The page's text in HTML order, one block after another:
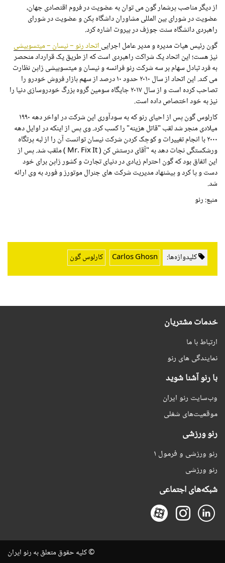
از دیگر مناصب پرشمار گون می توان به عضویت در فروم اقتصادی جهان،
عضویت در شورای بین المللی مشاوران داشگاه پکن و عضویت در شورای
راهبردی دانشگاه سنت جوزف در بیروت اشاره کرد.
گون رئیس هیات مدیره و مدیر عامل اجراییاتحاد رنو – نیسان – میتسوبیشی
نیز هست؛ این اتحاد یک شراکت راهبردی است که از طریق یک قرارداد منحصر
به فرد تبادل سهام بر سه شرکت رنو فرانسه و نیسان و میتسوبیشی ژاپن نظارت
می کند. این اتحاد از سال ۲۰۱۰ حدود ۱۰ درصد از سهم بازار فروش خودرو را
تصاحب کرده است و از سال ۲۰۱۷ جایگاه سومین گروه بزرگ خودروسازی دنیا را
نیز به خود اختصاص داده است.
کارلوس گون پس از احیای رنو که به سودآوری این شرکت در اواخر دهه ۱۹۹۰
میلادی منجر شد لقب "قاتل هزینه" را کسب کرد. وی پس از اینکه در اوایل دهه
۲۰۰۰ با انجام تغییرات و کوچک کردن شرکت نیسان توانست آن را از لبه پرتگاه
ورشکستگی نجات دهد به "آقای درستش کن (
) ملقب شد. پس از
این اتفاق بود که گون احترام زیادی در دنیای تجارت و کشور ژاپن برای خود
دست و پا کرد و پیشنهاد مدیریت شرکت های جنرال موتورز و فورد به وی ارائه
شد.
منبع: رنو
کلیدواژه‌ها: Carlos Ghosn کارلوس گون
خدمات مشتریان
ارتباط با ما
نمایندگی های رنو
با رنو آشنا شوید
وب‌سایت رنو ایران
موقعیت‌های شغلی
رنو ورزشی
رنو ورزشی و فرمول ۱
رنو ورزشی
شبکه‌های اجتماعی
© کلیه حقوق متعلق به رنو ایران